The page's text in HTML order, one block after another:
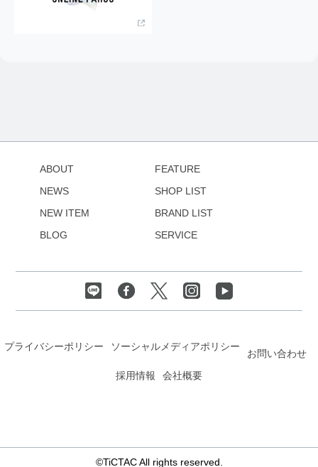
ABOUT
NEWS
NEW ITEM
BLOG
FEATURE
SHOP LIST
BRAND LIST
SERVICE
プライバシーポリシー ソーシャルメディアポリシー
お問い合わせ
採用情報
会社概要
©TiCTAC All rights reserved.